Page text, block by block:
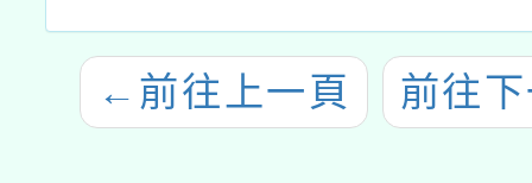
← 前往上一頁 前往